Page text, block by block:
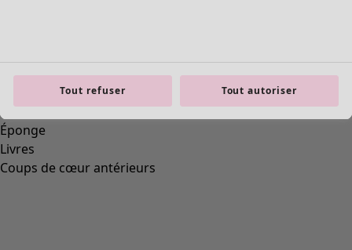
Rideaux
Coussins & Housse de coussin
Tapis
Éponge
Livres
Coups de cœur antérieurs
Tout refuser Tout autoriser